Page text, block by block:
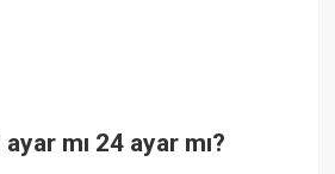
mı 24 ayar mı?